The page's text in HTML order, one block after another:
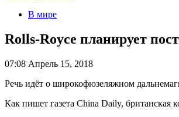
В мире
Rolls-Royce планирует
07:08 Апрель 15, 2018
Речь идёт о широкофюзеляжном
Как пишет газета China Daily, британская